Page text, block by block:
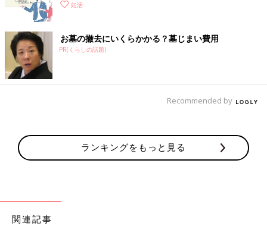
妊活
お墓の撤去にいくらかかる？墓じまい費用
PR(くらしの話題)
Recommended by
ランキングをもっと見る
関連記事